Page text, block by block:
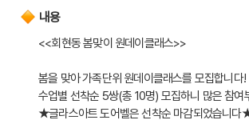
내용
<<회현동 봄맞이 원데이클래스>>
봄을 맞아 가족단위 원데이클래스를 모집합니다!
수업별 선착순 5쌍(총 10명) 모집하니 많은 참여
★글라스아트 도어벨은 선착순 마감되었습니다